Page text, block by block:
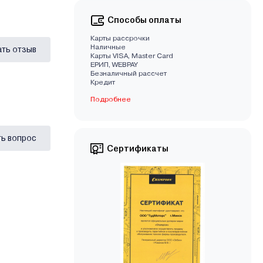
отзыв
вопрос
Способы оплаты
Карты рассрочки
Наличные
Карты VISA, Master Card
EРИП, WEBPAY
Безналичный рассчет
Кредит
Подробнее
Сертификаты